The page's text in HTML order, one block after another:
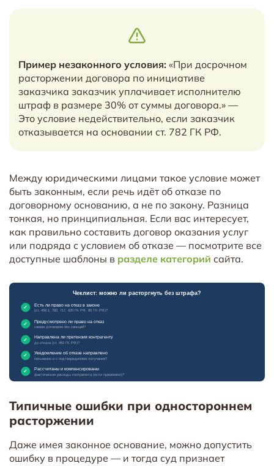
Пример незаконного условия: «При досрочном
расторжении договора по инициативе
заказчика заказчик уплачивает исполнителю
штраф в размере 30% от суммы договора.» —
Это условие недействительно, если заказчик
отказывается на основании ст. 782 ГК РФ.
Между юридическими лицами такое условие может
быть законным, если речь идёт об отказе по
договорному основанию, а не по закону. Разница
тонкая, но принципиальная. Если вас интересует,
как правильно составить договор оказания услуг
или подряда с условием об отказе — посмотрите все
доступные шаблоны в разделе категорий сайта.
Типичные ошибки при одностороннем
расторжении
Даже имея законное основание, можно допустить
ошибку в процедуре — и тогда суд признает